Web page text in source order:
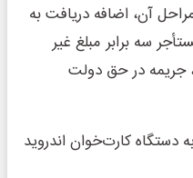
آن، اضافه دریافت به
سه برابر مبلغ غیر
جریمه در حق دولت
دستگاه کارت‌خوان اندروید